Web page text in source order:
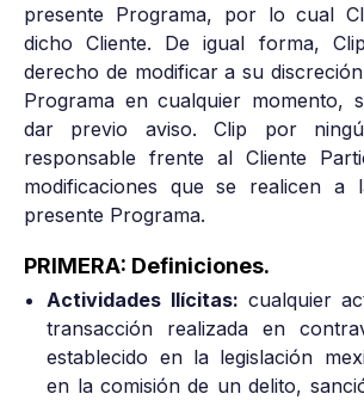
presente Programa, por lo cual
dicho Cliente. De igual forma,
derecho de modificar a su
Programa en cualquier momento,
dar previo aviso. Clip por
responsable frente al Cliente
modificaciones que se realicen a
presente Programa.
PRIMERA: Definiciones.
Actividades Ilícitas: cualquier
transacción realizada en
establecido en la legislación
en la comisión de un delito,